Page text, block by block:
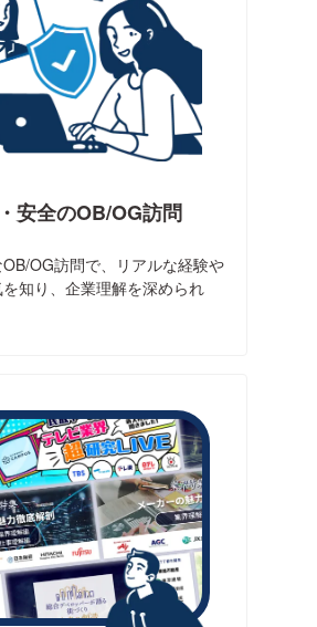
安全のOB/OG訪問
OG訪問で、リアルな経験や
知り、企業理解を深められ